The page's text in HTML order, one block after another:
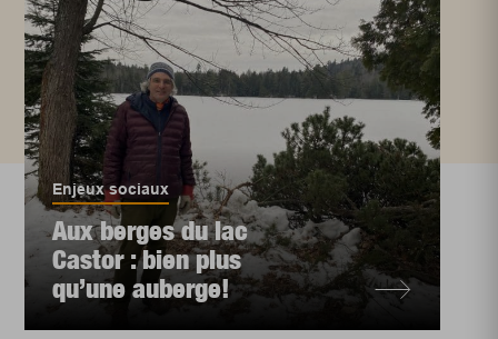
Enjeux sociaux
Aux berges du lac
Castor : bien plus
qu’une auberge!